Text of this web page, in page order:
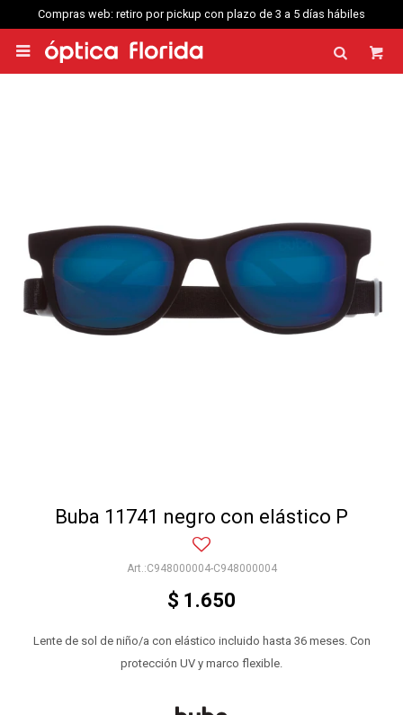
Compras web: retiro por pickup con plazo de 3 a 5 días hábiles

Buba 11741 negro con elástico P
C948000004-C948000004
$ 1.650
Lente de sol de niño/a con elástico incluido hasta 36 meses. Con
protección UV y marco flexible.